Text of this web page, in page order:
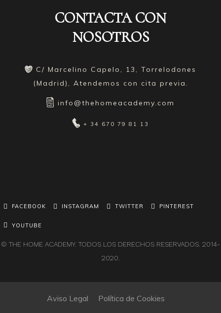
CONTACTA CON
NOSOTROS
C/ Marcelino Capelo, 13, Torrelodones
(Madrid), Atendemos con cita previa.
info@thehomeacademy.com
+ 34 670 79 81 13
FACEBOOK INSTAGRAM TWITTER PINTEREST
YOUTUBE
© THE HOME ACADEMY. TODOS LOS DERECHOS RESERVADOS. 2014-
2020.
Aviso Legal Política de Cookies